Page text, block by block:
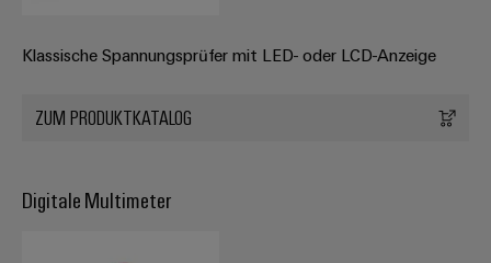
Klassische Spannungsprüfer mit LED- oder LCD-Anzeige
ZUM PRODUKTKATALOG
Digitale Multimeter